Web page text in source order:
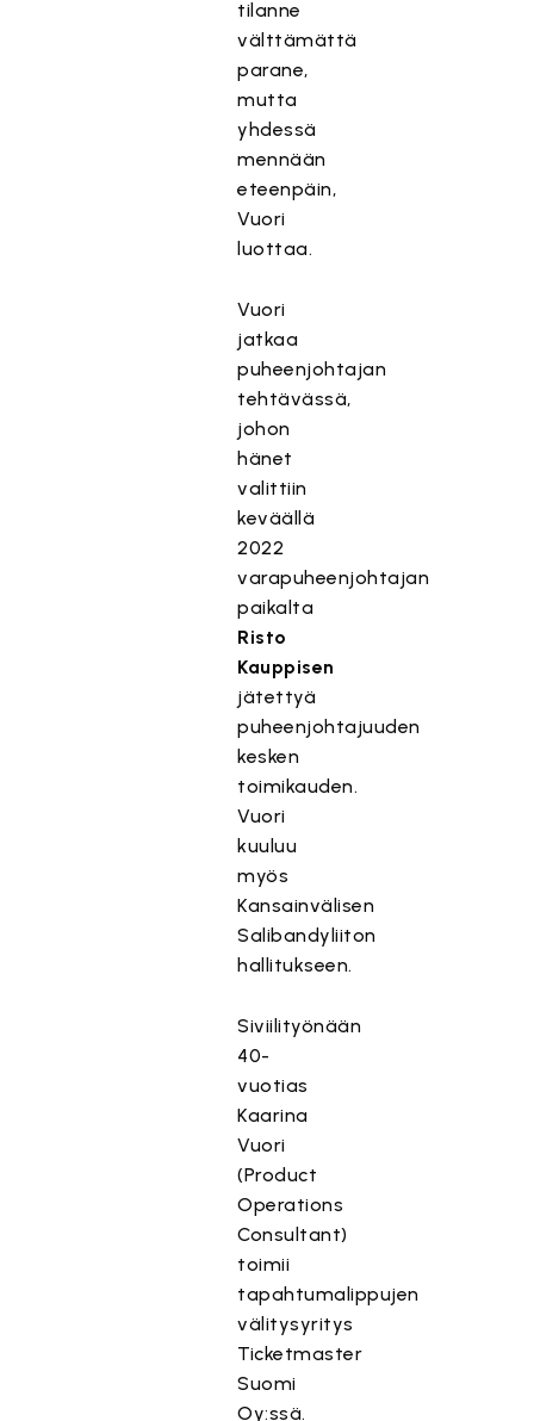
tilanne
välttämättä
parane,
mutta
yhdessä
mennään
eteenpäin,
Vuori
luottaa.
Vuori
jatkaa
puheenjohtajan
tehtävässä,
johon
hänet
valittiin
keväällä
2022
varapuheenjohtajan
paikalta
Risto
Kauppisen
jätettyä
puheenjohtajuuden
kesken
toimikauden.
Vuori
kuuluu
myös
Kansainvälisen
Salibandyliiton
hallitukseen.
Siviilityönään
40-
vuotias
Kaarina
Vuori
(Product
Operations
Consultant)
toimii
tapahtumalippujen
välitysyritys
Ticketmaster
Suomi
Oy:ssä.